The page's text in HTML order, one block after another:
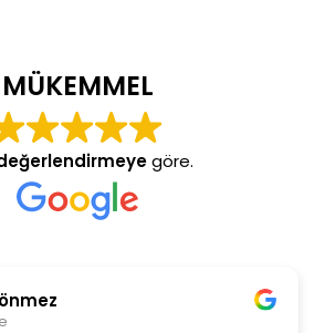
MÜKEMMEL
göre.